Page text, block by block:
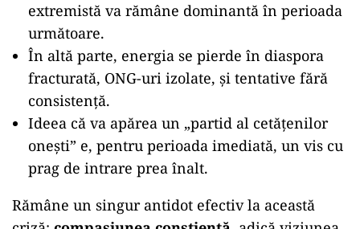
extremistă va rămâne dominantă în perioada
următoare.
În altă parte, energia se pierde în diaspora
fracturată, ONG-uri izolate, și tentative fără
consistență.
Ideea că va apărea un „partid al cetățenilor
onești” e, pentru perioada imediată, un vis cu
prag de intrare prea înalt.
Rămâne un singur antidot efectiv la această